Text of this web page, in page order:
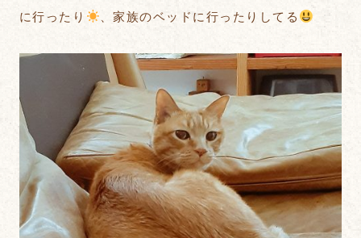
に行ったり
、家族のベッドに行ったりしてる